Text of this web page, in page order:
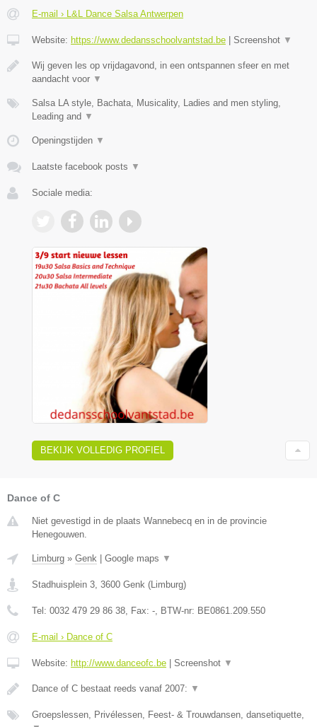
E-mail › L&L Dance Salsa Antwerpen
Website: https://www.dedansschoolvantstad.be | Screenshot ▼
Wij geven les op vrijdagavond, in een ontspannen sfeer en met
aandacht voor ▼
Salsa LA style, Bachata, Musicality, Ladies and men styling,
Leading and ▼
Openingstijden ▼
Laatste facebook posts ▼
Sociale media:
BEKIJK VOLLEDIG PROFIEL
Dance of C
Niet gevestigd in de plaats Wannebecq en in de provincie
Henegouwen.
Limburg » Genk | Google maps ▼
Stadhuisplein 3 3600 Genk (Limburg)
Tel: 0032 479 29 86 38 , Fax: - , BTW-nr: BE0861.209.550
E-mail › Dance of C
Website: http://www.danceofc.be | Screenshot ▼
Dance of C bestaat reeds vanaf 2007: ▼
Groepslessen, Privélessen, Feest- & Trouwdansen, dansetiquette,